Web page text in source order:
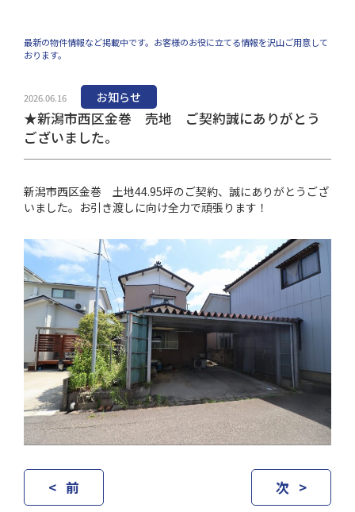
最新の物件情報など掲載中です。お客様のお役に立てる情報を沢山ご用意して
おります。
2026.06.16 お知らせ
★新潟市西区金巻 売地 ご契約誠にありがとう
ございました。
新潟市西区金巻 土地44.95坪のご契約、誠にありがとうござ
いました。お引き渡しに向け全力で頑張ります！
< 前 次 >